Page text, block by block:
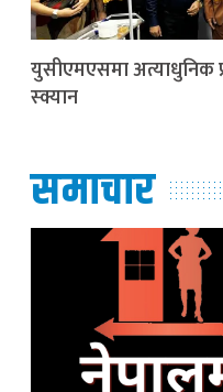
युसीएमएसमा अत्याधुनिक
स्क्यान
समाचार